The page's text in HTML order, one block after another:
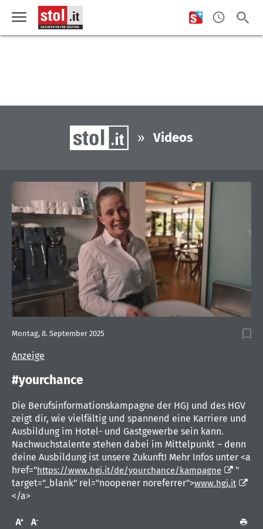
» Videos
of
32
Anzeige
Montag, 8. September 2025
#yourchance
Die Berufsinformationskampagne der HGJ und des HGV
zeigt dir, wie vielfältig und spannend eine Karriere und
Ausbildung im Hotel- und Gastgewerbe sein kann.
Nachwuchstalente stehen dabei im Mittelpunkt – denn
deine Ausbildung ist unsere Zukunft! Mehr Infos unter <a
href="https://www.hgj.it/de/yourchance/kampagne
"
target="_blank" rel="noopener noreferrer">www.hgj.it
</a>